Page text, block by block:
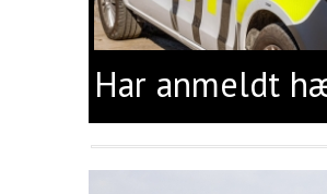
Har anmeldt